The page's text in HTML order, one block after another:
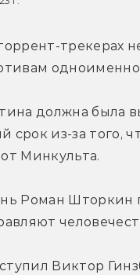
трекерах
должна была
срок из-за того,
Минкульта.
Роман Шторкин
Виктор